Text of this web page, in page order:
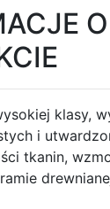
O
klasy,
i
tkanin,